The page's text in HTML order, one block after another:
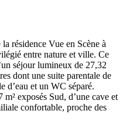
résidence Vue en Scène à
entre nature et ville. Ce
séjour lumineux de 27,32
dont une suite parentale de
d’eau et un WC séparé.
exposés Sud, d’une cave et
confortable, proche des